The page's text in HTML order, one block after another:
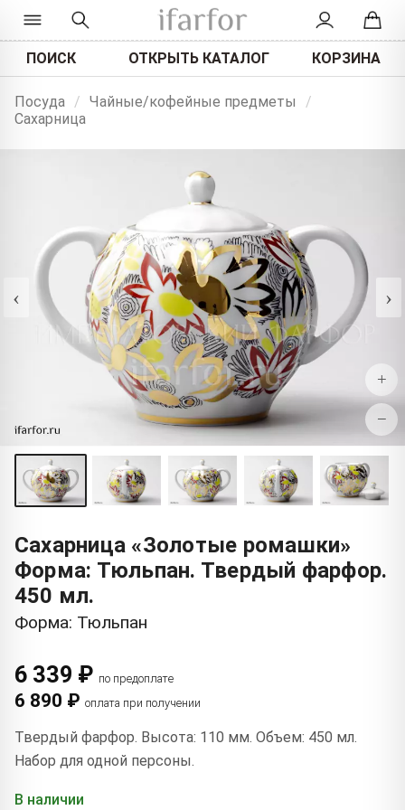
ПОИСК ОТКРЫТЬ КАТАЛОГ КОРЗИНА
Посуда / Чайные/кофейные предметы
/
Сахарница
‹ ›
+
−
Сахарница «Золотые ромашки»
Форма: Тюльпан. Твердый фарфор.
450 мл.
Форма: Тюльпан
6 339 ₽ по предоплате
6 890 ₽ оплата при получении
Твердый фарфор. Высота: 110 мм. Объем: 450 мл.
Набор для одной персоны.
В наличии